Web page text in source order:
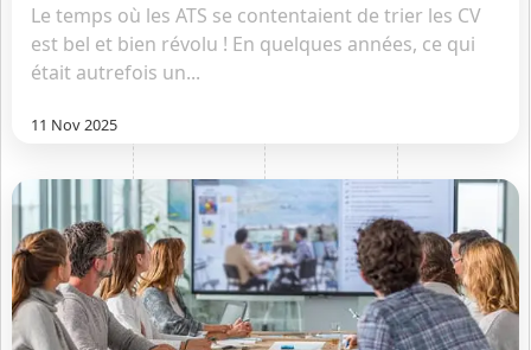
Le temps où les ATS se contentaient de trier les CV
est bel et bien révolu ! En quelques années, ce qui
était autrefois un...
11 Nov 2025